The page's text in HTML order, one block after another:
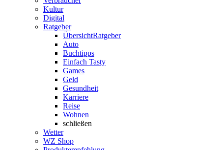
Kultur
Digital
Ratgeber
ÜbersichtRatgeber
Auto
Buchtipps
Einfach Tasty
Games
Geld
Gesundheit
Karriere
Reise
Wohnen
schließen
Wetter
WZ Shop